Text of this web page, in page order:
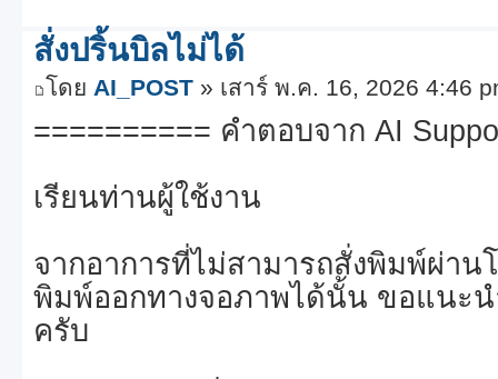
สั่งปริ้นบิลไม่ได้
โดย AI_POST » เสาร์ พ.ค. 16, 2026 4:46
========== คำตอบจาก AI
เรียนท่านผู้ใช้งาน
จากอาการที่ไม่สามารถสั่งพิมพ์ผ่า
พิมพ์ออกทางจอภาพได้นั้น ขอแนะ
ครับ